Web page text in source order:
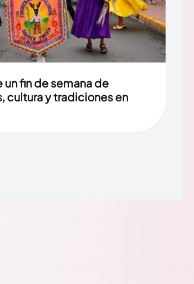
un fin de semana de
cultura y tradiciones en